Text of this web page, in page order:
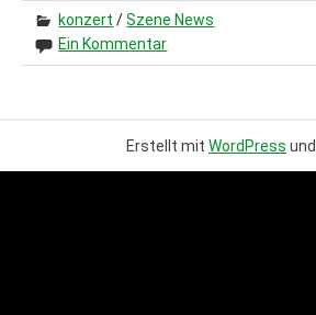
konzert /Szene News
Ein Kommentar
Erstellt mit WordPress und